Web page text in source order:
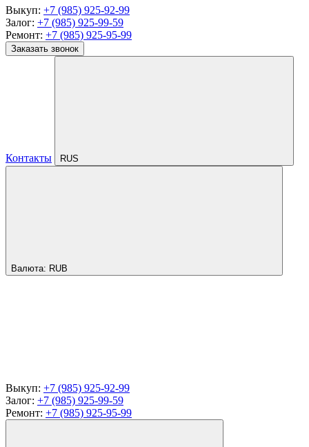
Выкуп: +7 (985) 925-92-99
Залог: +7 (985) 925-99-59
Ремонт: +7 (985) 925-95-99
Заказать звонок
Контакты RUS
Валюта: RUB
Выкуп: +7 (985) 925-92-99
Залог: +7 (985) 925-99-59
Ремонт: +7 (985) 925-95-99